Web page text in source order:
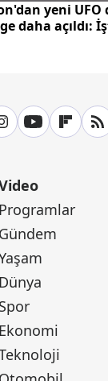
yeni UFO
daha açıldı:
Programlar
Gündem
Dünya
Spor
Ekonomi